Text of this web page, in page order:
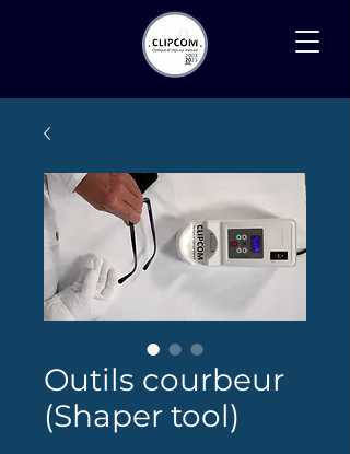
Recherche
Outils courbeur
(Shaper tool)